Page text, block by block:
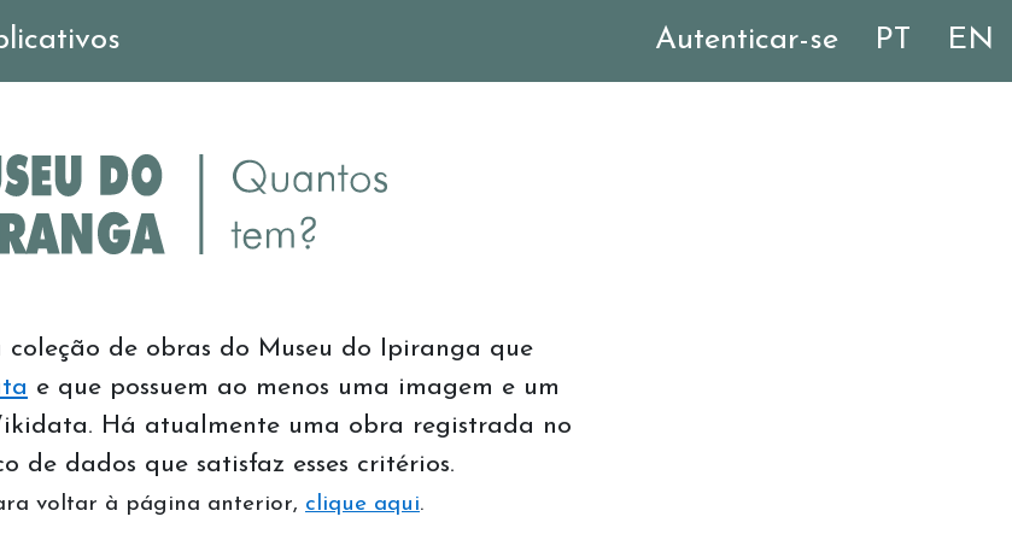
EN
PT
Autenticar-se
coleção de obras do Museu do Ipiranga que
e que possuem ao menos uma imagem e um
Há atualmente uma obra registrada no
de dados que satisfaz esses critérios.
voltar à página anterior, clique aqui.